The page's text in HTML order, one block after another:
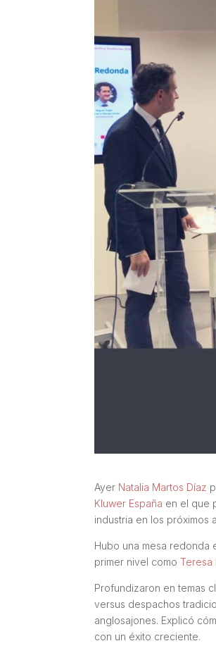
Ayer Natalia Martos Díaz
Kluwer España en el que
industria en los próximos
Hubo una mesa redonda
primer nivel comoTeresa
Profundizaron en temas
versus despachos
anglosajones. Explicó
con un éxito creciente.